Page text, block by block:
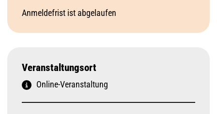
Anmeldefrist ist abgelaufen
Veranstaltungsort
Online-Veranstaltung